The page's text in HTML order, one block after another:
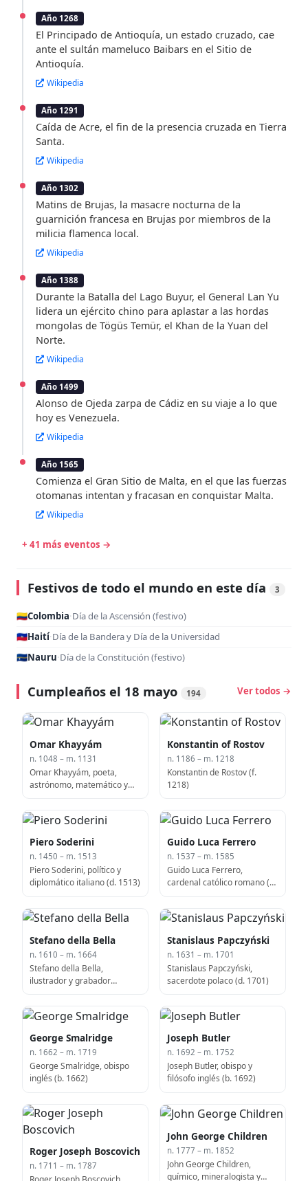
Año 1268
El Principado de Antioquía, un estado cruzado, cae
ante el sultán mameluco Baibars en el Sitio de
Antioquía.
Wikipedia
Año 1291
Caída de Acre, el fin de la presencia cruzada en Tierra
Santa.
Wikipedia
Año 1302
Matins de Brujas, la masacre nocturna de la
guarnición francesa en Brujas por miembros de la
milicia flamenca local.
Wikipedia
Año 1388
Durante la Batalla del Lago Buyur, el General Lan Yu
lidera un ejército chino para aplastar a las hordas
mongolas de Tögüs Temür, el Khan de la Yuan del
Norte.
Wikipedia
Año 1499
Alonso de Ojeda zarpa de Cádiz en su viaje a lo que
hoy es Venezuela.
Wikipedia
Año 1565
Comienza el Gran Sitio de Malta, en el que las fuerzas
otomanas intentan y fracasan en conquistar Malta.
Wikipedia
+ 41 más eventos →
Festivos de todo el mundo en este día 3
🇨🇴Colombia·Día de la Ascensión (festivo)
🇭🇹Haití·Día de la Bandera y Día de la Universidad
🇳🇷Nauru·Día de la Constitución (festivo)
Cumpleaños el 18 mayo 194 Ver todos →
Omar Khayyám
n. 1048 – m. 1131
Omar Khayyám, poeta,
astrónomo, matemático y
Konstantin of Rostov
n. 1186 – m. 1218
Konstantin de Rostov (f.
1218)
Piero Soderini
n. 1450 – m. 1513
Piero Soderini, político y
diplomático italiano (d. 1513)
Guido Luca Ferrero
n. 1537 – m. 1585
Guido Luca Ferrero,
cardenal católico romano (d.
Stefano della Bella
n. 1610 – m. 1664
Stefano della Bella,
ilustrador y grabador
Stanislaus Papczyński
n. 1631 – m. 1701
Stanislaus Papczyński,
sacerdote polaco (d. 1701)
George Smalridge
n. 1662 – m. 1719
George Smalridge, obispo
inglés (b. 1662)
Joseph Butler
n. 1692 – m. 1752
Joseph Butler, obispo y
filósofo inglés (b. 1692)
Roger Joseph Boscovich
n. 1711 – m. 1787
John George Children
n. 1777 – m. 1852
John George Children,
químico, mineralogista y